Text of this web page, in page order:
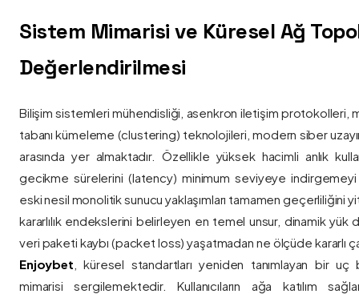
Sistem Mimarisi ve Küresel Ağ
Değerlendirilmesi
Bilişim sistemleri mühendisliği, asenkron iletişim protokolleri,
tabanı kümeleme (clustering) teknolojileri, modern siber
arasında yer almaktadır. Özellikle yüksek hacimli anlık
gecikme sürelerini (latency) minimum seviyeye
eski nesil monolitik sunucu yaklaşımları tamamen geçerliliğini
kararlılık endekslerini belirleyen en temel unsur, dinamik yük
veri paketi kaybı (packet loss) yaşatmadan ne ölçüde kararlı
Enjoybet , küresel standartları yeniden tanımlayan bir
mimarisi sergilemektedir. Kullanıcıların ağa katılım